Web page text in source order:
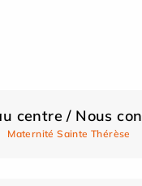
centre / Nous
Maternité Sainte Thérèse